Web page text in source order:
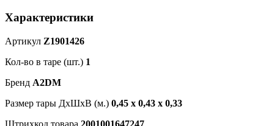
Характеристики
Артикул Z1901426
Кол-во в таре (шт.) 1
Бренд A2DM
Размер тары ДхШхВ (м.) 0,45 х 0,43 х 0,33
Штрихкод товара 2001001647247